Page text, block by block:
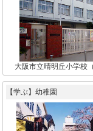
大阪市立晴明丘小学校
【学ぶ】幼稚園